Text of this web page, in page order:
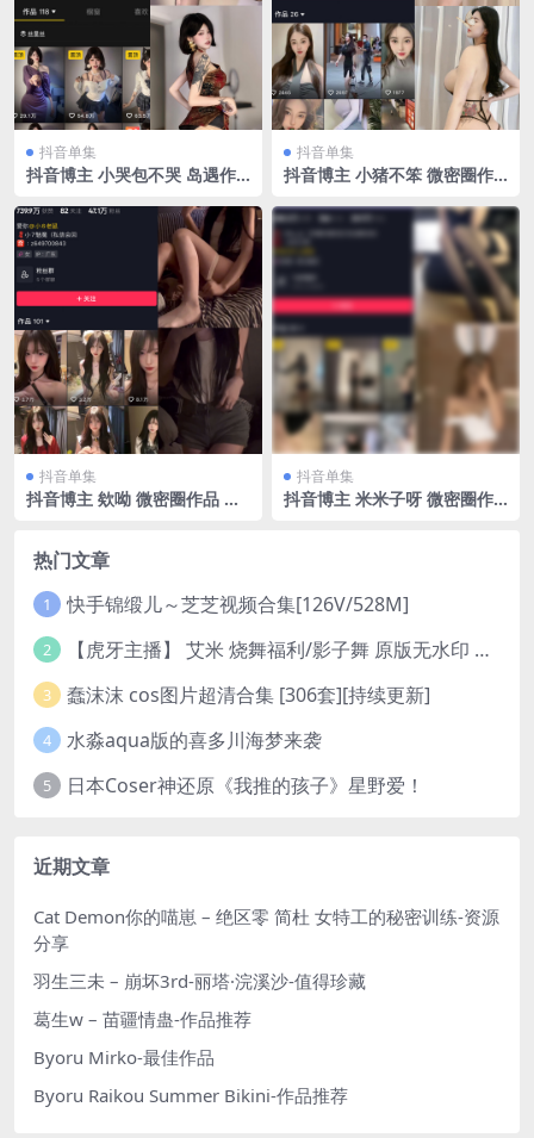
抖音单集
抖音博主 小哭包不哭 岛遇作
至：2025.6.24
抖音单集
抖音博主 小猪不笨 微密圈作
抖音单集
抖音博主 欸呦 微密圈作品 N
盗来的图，这种圈钱的实在不
想更
抖音单集
抖音博主 米米子呀 微密圈作
热门文章
1 快手锦缎儿～芝芝视频合集[126V/528M]
2 【虎牙主播】 艾米 烧舞福利/影子舞 原版无水印 （1v/130m）
3 蠢沫沫 cos图片超清合集 [306套][持续更新]
4 水淼aqua版的喜多川海梦来袭
5 日本Coser神还原《我推的孩子》星野爱！
近期文章
Cat Demon你的喵崽 – 绝区零 简杜 女特工的秘密训练-资源
分享
羽生三未 – 崩坏3rd-丽塔·浣溪沙-值得珍藏
葛生w – 苗疆情蛊-作品推荐
Byoru Mirko-最佳作品
Byoru Raikou Summer Bikini-作品推荐